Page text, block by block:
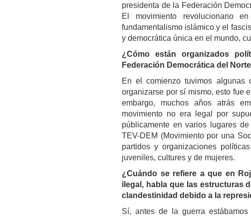
presidenta de la Federación
El movimiento revolucionario
fundamentalismo islámico y el
y democrática única en el mundo,
¿Cómo están organizados
Federación Democrática del
En el comienzo tuvimos algunas
organizarse por sí mismo, esto fue
embargo, muchos años atrás
movimiento no era legal por
públicamente en varios lugares
TEV-DEM (Movimiento por una
partidos y organizaciones
juveniles, cultures y de mujeres.
¿Cuándo se refiere a que en
ilegal, habla que las estructuras
clandestinidad debido a la
Sí, antes de la guerra